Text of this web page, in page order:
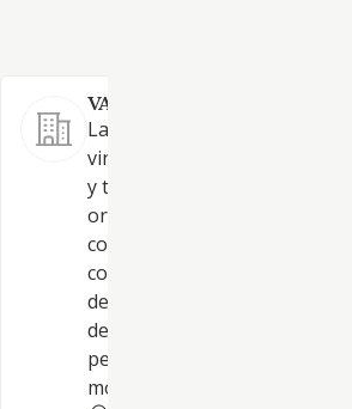
VADEVINO EDITORIAL SL.
La comunicación en el sector
vino y otras bebidas,
y turismo, mediante: La
organización y dirección de
conferencias, cursos,
congresos y otros actos
de formación. La edición y
de publicaciones periódicas
periódicas, así y como
monográficas, etc.